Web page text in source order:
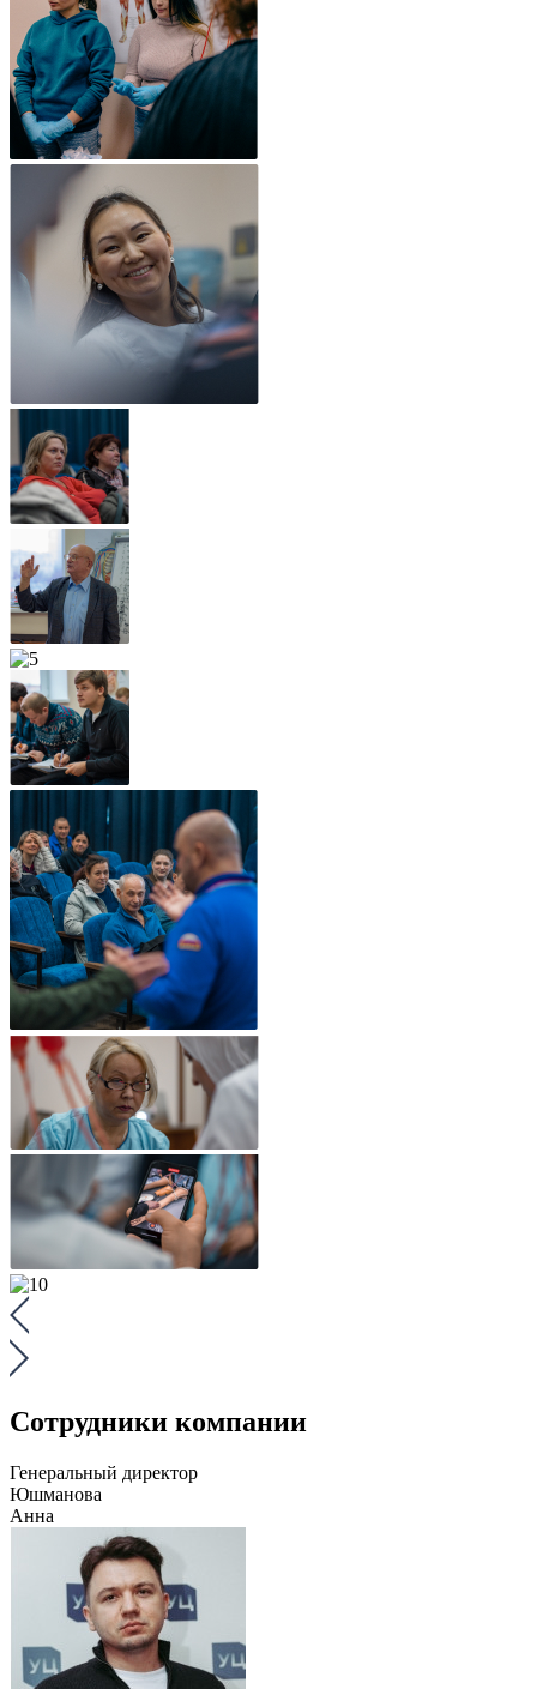
Сотрудники компании
Генеральный директор
Юшманова
Анна